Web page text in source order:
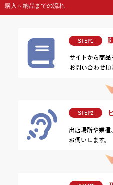
購入～納品までの流れ